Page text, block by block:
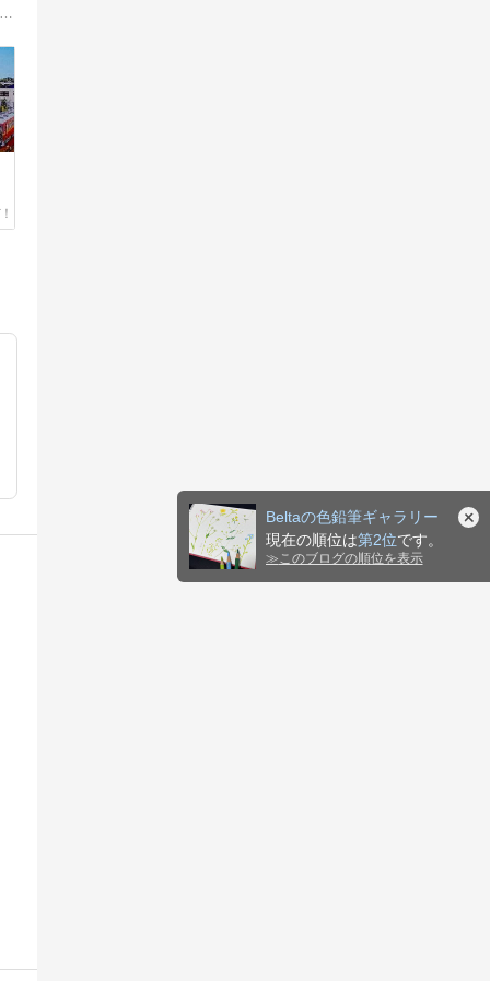
Beltaの色鉛筆ギャラリー
現在の順位は第2位です。
≫ このブログの順位を表示